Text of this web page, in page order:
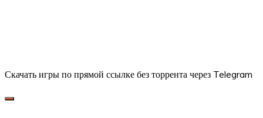
Скачать игры по прямой ссылке без торрента через Telegram